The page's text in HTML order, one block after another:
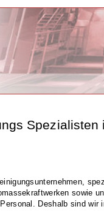
sowie
Deshalb sind